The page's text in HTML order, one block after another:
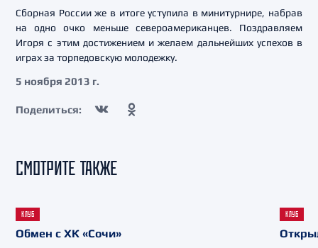
Сборная России же в итоге уступила в минитурнире, набрав
на одно очко меньше североамериканцев. Поздравляем
Игоря с этим достижением и желаем дальнейших успехов в
играх за торпедовскую молодежку.
5 ноября 2013 г.
Поделиться:
СМОТРИТЕ ТАКЖЕ
КЛУБ
Обмен с ХК «Сочи»
КЛУБ